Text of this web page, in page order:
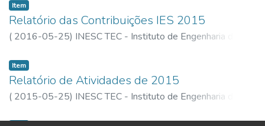
Item
Relatório das Contribuições IES 2015
( 2016-05-25) INESC TEC - Instituto de Engenharia de
Item
Relatório de Atividades de 2015
( 2015-05-25) INESC TEC - Instituto de Engenharia de